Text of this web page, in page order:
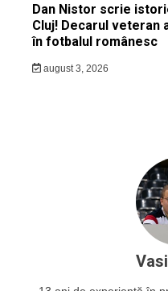
Dan Nistor scrie
Cluj! Decarul veteran
în fotbalul românesc
august 3, 2026